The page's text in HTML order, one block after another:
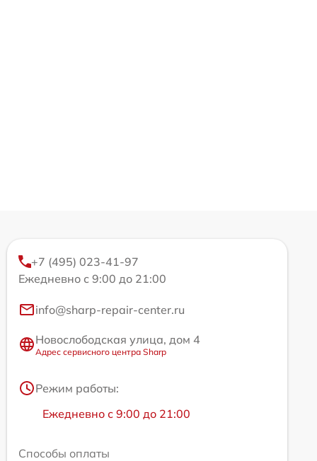
+7 (495) 023-41-97
Ежедневно с 9:00 до 21:00
info@sharp-repair-center.ru
Новослободская улица, дом 4
Адрес сервисного центра Sharp
Режим работы:
Ежедневно с 9:00 до 21:00
Способы оплаты